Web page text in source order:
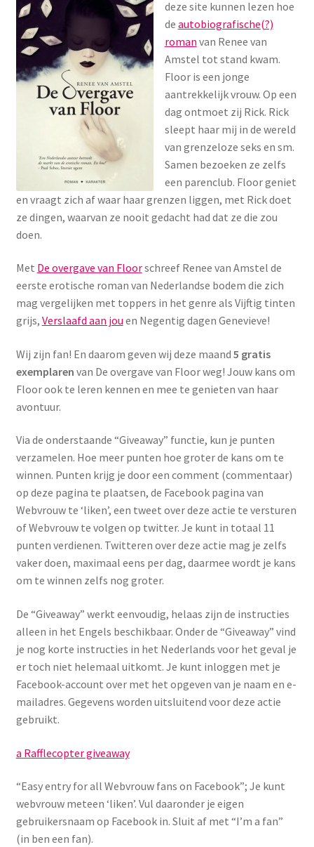
Menstruatiesponsjes
Seksualiteit
Tampons
Stimulatie, vibrators
Verzorgingsproducten
Wasbaar maandverband
Wasbare zoogcompressen
Oefenbroekjes – zindelijkheidstraining
Yoni eggs
Diverse
Contact
deze site kunnen lezen hoe
de autobiografische(?)
roman van Renee van
Amstel tot stand kwam.
Floor is een jonge
aantrekkelijk vrouw. Op een
dag ontmoet zij Rick. Rick
sleept haar mij in de wereld
van grenzeloze seks en sm.
Samen bezoeken ze zelfs
een parenclub. Floor geniet
en vraagt zich af waar haar grenzen liggen, met Rick doet
ze dingen, waarvan ze nooit gedacht had dat ze die zou
doen.
Met De overgave van Floorschreef Renee van Amstel de
eerste erotische roman van Nederlandse bodem die zich
mag vergelijken met toppers in het genre als Vijftig tinten
grijs, Verslaafd aan jou en Negentig dagen Genevieve!
Wij zijn fan! En daarom geven wij deze maand 5 gratis
exemplaren van De overgave van Floor weg! Jouw kans om
Floor ook te leren kennen en mee te genieten van haar
avontuur.
Via de onderstaande “Giveaway” functie, kun je punten
verzamelen. Hoe meer punten hoe groter de kans om te
winnen. Punten krijg je door een comment (commentaar)
op deze pagina te plaatsen, de Facebook pagina van
Webvrouw te ‘liken’, een tweet over deze actie te versturen
of Webvrouw te volgen op twitter. Je kunt in totaal 11
punten verdienen. Twitteren over deze actie mag je zelfs
vaker doen, maximaal eens per dag, daarmee wordt je kans
om te winnen zelfs nog groter.
De “Giveaway” werkt eenvoudig, helaas zijn de instructies
alleen in het Engels beschikbaar. Onder de “Giveaway” vind
je nog korte instructies in het Nederlands voor het geval je
er toch niet helemaal uitkomt. Je kunt inloggen met je
Facebook-account over met het opgeven van je naam en e-
mailadres. Gegevens worden uitsluitend voor deze actie
gebruikt.
a Rafflecopter giveaway
“Easy entry for all Webvrouw fans on Facebook”; Je kunt
webvrouw meteen ‘liken’. Vul daaronder je eigen
gebruikersnaam op Facebook in. Sluit af met “I’m a fan”
(in ben een fan).